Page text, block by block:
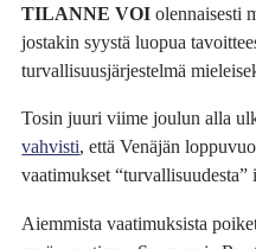
TILANNE VOI olennaisesti
jostakin syystä luopua
turvallisuusjärjestelmä
Tosin juuri viime joulun alla
vahvisti, että Venäjän
vaatimukset
Aiemmista vaatimuksista